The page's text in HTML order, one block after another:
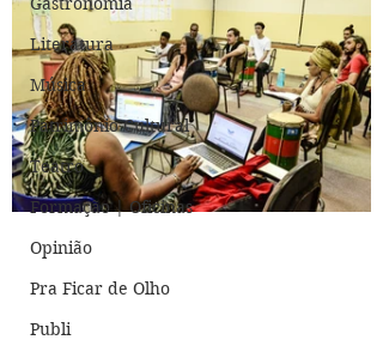
Literatura
Música
Patrimônio Cultural
Teatro
Formação | Oficinas
Opinião
Pra Ficar de Olho
Publi